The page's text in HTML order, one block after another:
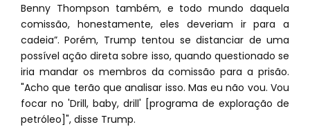
Benny Thompson também, e todo mundo daquela
comissão, honestamente, eles deveriam ir para a
cadeia”. Porém, Trump tentou se distanciar de uma
possível ação direta sobre isso, quando questionado se
iria mandar os membros da comissão para a prisão.
"Acho que terão que analisar isso. Mas eu não vou. Vou
focar no 'Drill, baby, drill' [programa de exploração de
petróleo]", disse Trump.